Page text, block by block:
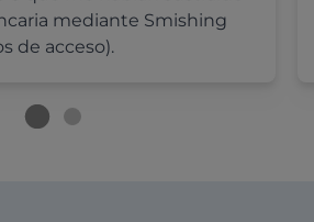
mediante Smishing
de acceso).